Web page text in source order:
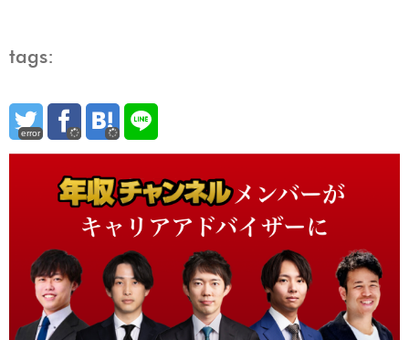
tags:
error